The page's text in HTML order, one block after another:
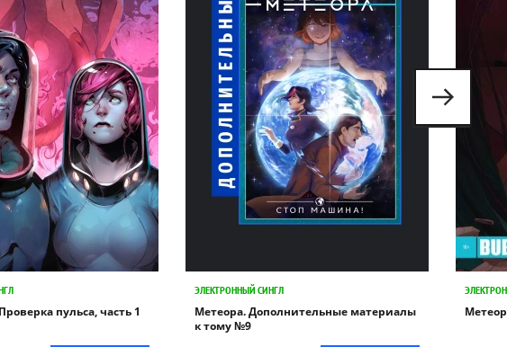
пульса, часть 1
ЭЛЕКТРОННЫЙ СИНГЛ
Метеора. Дополнительные материалы
к тому №9